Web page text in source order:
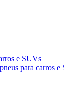
e SUVs
para carros e